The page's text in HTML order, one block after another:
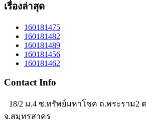
เรื่องล่าสุด
160181475
160181482
160181489
160181456
160181462
Contact Info
18/2 ม.4 ซ.ทรัพย์มหาโชค ถ.พระราม2
จ.สมุทรสาคร